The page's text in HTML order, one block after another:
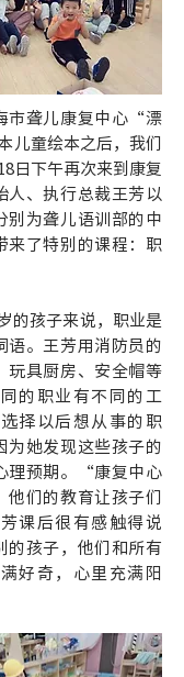
市聋儿康复中心“漂
儿童绘本之后，我们
日下午再次来到康复
人、执行总裁王芳以
别为聋儿语训部的中
来了特别的课程：职
的孩子来说，职业是
语。王芳用消防员的
玩具厨房、安全帽等
的职业有不同的工
择以后想从事的职
为她发现这些孩子的
理预期。“康复中心
们的教育让孩子们
课后很有感触得说
孩子，他们和所有
好奇，心里充满阳